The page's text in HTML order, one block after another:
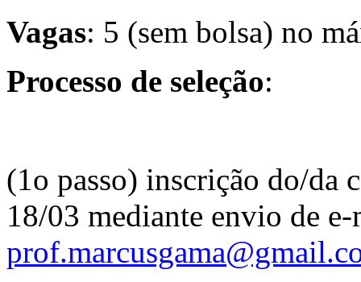
Vagas: 5 (sem bolsa) no
Processo de seleção:
(1o passo) inscrição do/da
18/03 mediante envio de